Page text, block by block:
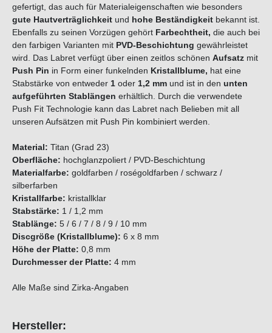
gefertigt, das auch für Materialeigenschaften wie besonders
gute Hautverträglichkeit und hohe Beständigkeit bekannt ist.
Ebenfalls zu seinen Vorzügen gehört Farbechtheit, die auch bei
den farbigen Varianten mit PVD-Beschichtung gewährleistet
wird. Das Labret verfügt über einen zeitlos schönen Aufsatz mit
Push Pin in Form einer funkelnden Kristallblume, hat eine
Stabstärke von entweder 1 oder 1,2 mm und ist in den unten
aufgeführten Stablängen erhältlich. Durch die verwendete
Push Fit Technologie kann das Labret nach Belieben mit all
unseren Aufsätzen mit Push Pin kombiniert werden.
Material: Titan (Grad 23)
Oberfläche: hochglanzpoliert / PVD-Beschichtung
Materialfarbe: goldfarben / roségoldfarben / schwarz /
silberfarben
Kristallfarbe: kristallklar
Stabstärke: 1 / 1,2 mm
Stablänge: 5 / 6 / 7 / 8 / 9 / 10 mm
Discgröße (Kristallblume): 6 x 8 mm
Höhe der Platte: 0,8 mm
Durchmesser der Platte: 4 mm
Alle Maße sind Zirka-Angaben
Hersteller: